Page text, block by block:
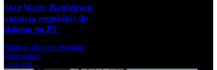
Star Wars: Battlefront
anuncia requisitos de
sistema en PC
Noticias ¡Escribe el primer
comentario!
Leer más ...